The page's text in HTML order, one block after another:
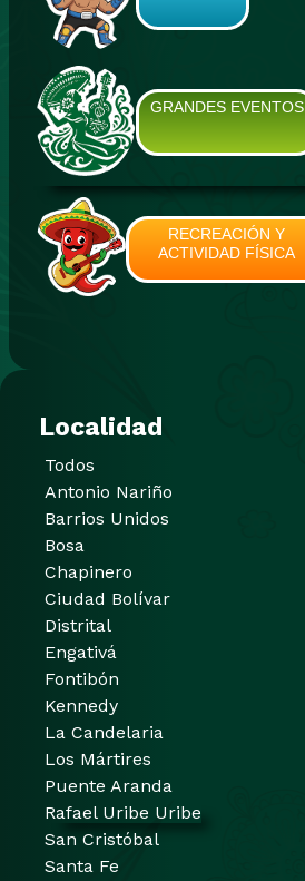
Localidad
Todos
Antonio Nariño
Barrios Unidos
Bosa
Chapinero
Ciudad Bolívar
Distrital
Engativá
Fontibón
Kennedy
La Candelaria
Los Mártires
Puente Aranda
Rafael Uribe Uribe
San Cristóbal
Santa Fe
GRANDES EVENTOS
RECREACIÓN Y
ACTIVIDAD FÍSICA